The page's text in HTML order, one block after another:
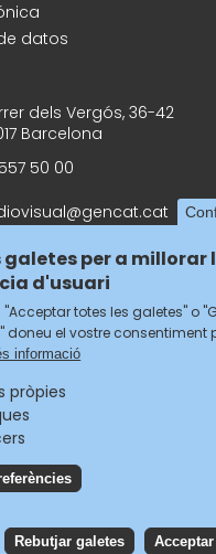
datos
dels Vergós, 36-42
Barcelona
50 00
Follow us
Accessibilitat
Política de galetes
galetes per a millorar
d'usuari
"Acceptar totes les galetes" o
doneu el vostre consentiment
informació
pròpies
Rebutjar galetes